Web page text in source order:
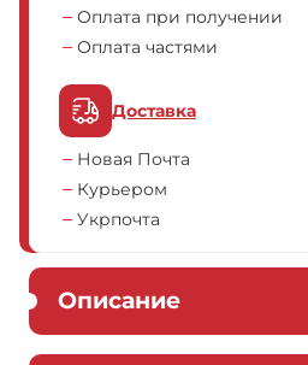
Оплата при получении
Оплата частями
Доставка
Новая Почта
Курьером
Укрпочта
Описание